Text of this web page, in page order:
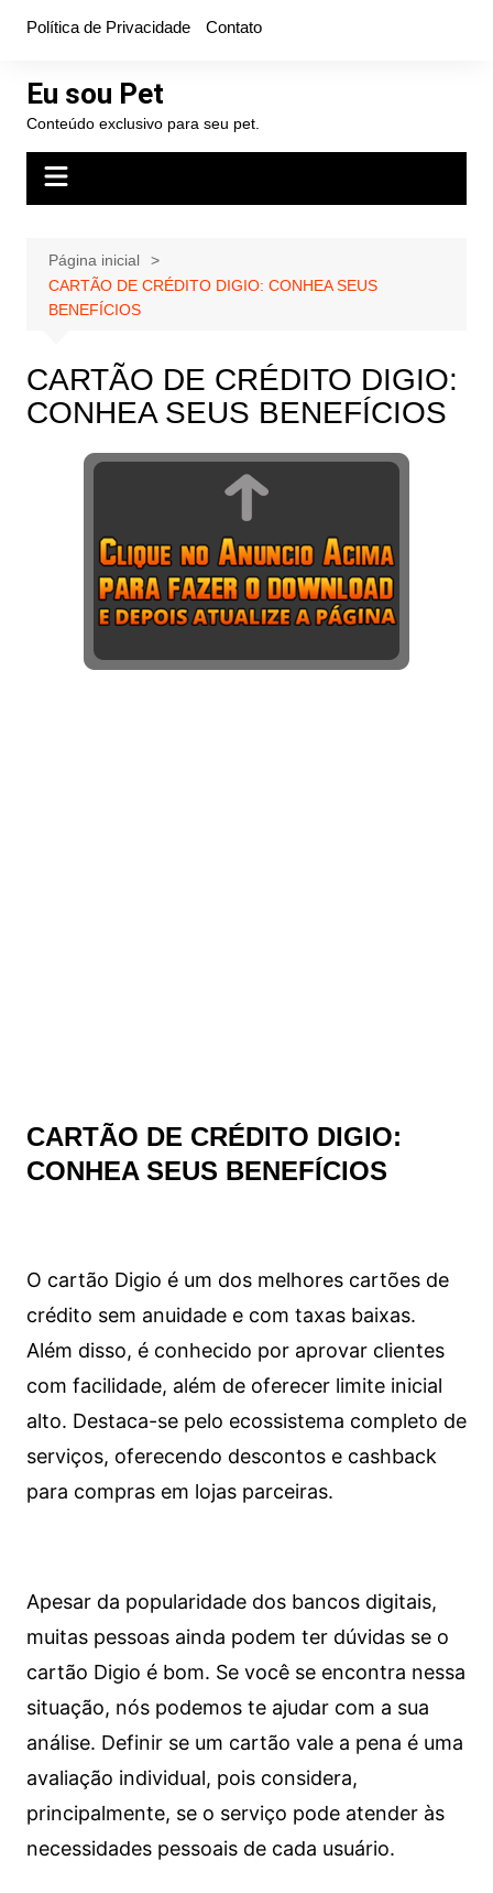
conteúdo
Política de Privacidade Contato
Eu sou Pet
Conteúdo exclusivo para seu pet.
Página inicial
CARTÃO DE CRÉDITO DIGIO: CONHEA SEUS
BENEFÍCIOS
CARTÃO DE CRÉDITO DIGIO:
CONHEA SEUS BENEFÍCIOS
CARTÃO DE CRÉDITO DIGIO:
CONHEA SEUS BENEFÍCIOS
O cartão Digio é um dos melhores cartões de
crédito sem anuidade e com taxas baixas.
Além disso, é conhecido por aprovar clientes
com facilidade, além de oferecer limite inicial
alto. Destaca-se pelo ecossistema completo de
serviços, oferecendo descontos e cashback
para compras em lojas parceiras.
Apesar da popularidade dos bancos digitais,
muitas pessoas ainda podem ter dúvidas se o
cartão Digio é bom. Se você se encontra nessa
situação, nós podemos te ajudar com a sua
análise. Definir se um cartão vale a pena é uma
avaliação individual, pois considera,
principalmente, se o serviço pode atender às
necessidades pessoais de cada usuário.